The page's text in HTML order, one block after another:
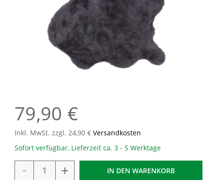
79,90 €
Inkl. MwSt. zzgl. 24,90 € Versandkosten
Sofort verfügbar, Lieferzeit ca. 3 - 5 Werktage
- + IN DEN WARENKORB